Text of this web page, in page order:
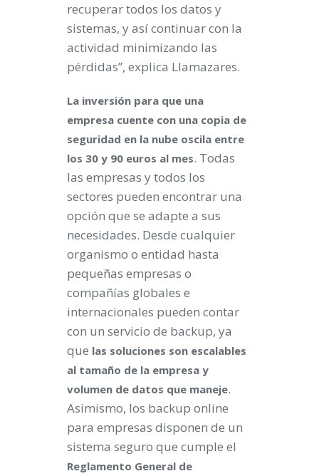
recuperar todos los datos y
sistemas, y así continuar con la
actividad minimizando las
pérdidas”, explica Llamazares.
La inversión para que una
empresa cuente con una copia de
seguridad en la nube oscila entre
los 30 y 90 euros al mes. Todas
las empresas y todos los
sectores pueden encontrar una
opción que se adapte a sus
necesidades. Desde cualquier
organismo o entidad hasta
pequeñas empresas o
compañías globales e
internacionales pueden contar
con un servicio de backup, ya
que las soluciones son escalables
al tamaño de la empresa y
volumen de datos que maneje.
Asimismo, los backup online
para empresas disponen de un
sistema seguro que cumple el
Reglamento General de